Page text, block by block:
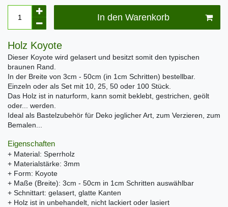
In den Warenkorb
Holz Koyote
Dieser Koyote wird gelasert und besitzt somit den typischen
braunen Rand.
In der Breite von 3cm - 50cm (in 1cm Schritten) bestellbar.
Einzeln oder als Set mit 10, 25, 50 oder 100 Stück.
Das Holz ist in naturform, kann somit beklebt, gestrichen, geölt
oder... werden.
Ideal als Bastelzubehör für Deko jeglicher Art, zum Verzieren, zum
Bemalen...
Eigenschaften
+ Material: Sperrholz
+ Materialstärke: 3mm
+ Form: Koyote
+ Maße (Breite): 3cm - 50cm in 1cm Schritten auswählbar
+ Schnittart: gelasert, glatte Kanten
+ Holz ist in unbehandelt, nicht lackiert oder lasiert